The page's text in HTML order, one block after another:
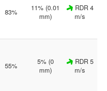
83%
11% (0.01
mm)
RDR 4
m/s
55%
5% (0
mm)
RDR 5
m/s